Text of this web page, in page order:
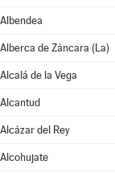
Albendea
Alberca de Záncara (La)
Alcalá de la Vega
Alcantud
Alcázar del Rey
Alcohujate